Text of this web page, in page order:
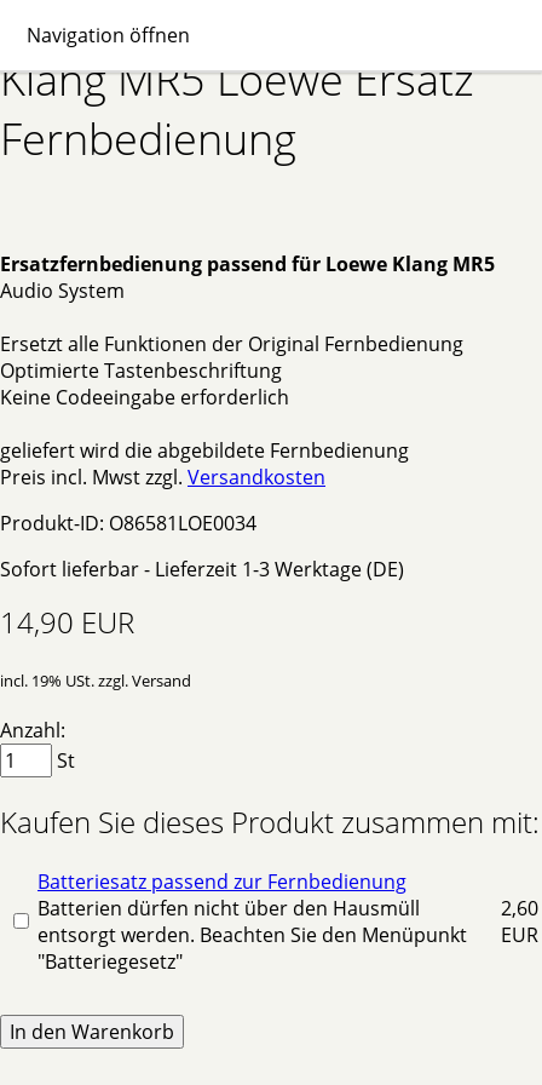
Navigation öffnen
Klang MR5 Loewe Ersatz
Fernbedienung
Ersatzfernbedienung passend für Loewe Klang MR5
Audio System
Ersetzt alle Funktionen der Original Fernbedienung
Optimierte Tastenbeschriftung
Keine Codeeingabe erforderlich
geliefert wird die abgebildete Fernbedienung
Preis incl. Mwst zzgl. Versandkosten
Produkt-ID: O86581LOE0034
Sofort lieferbar - Lieferzeit 1-3 Werktage (DE)
14,90 EUR
incl. 19% USt. zzgl. Versand
Anzahl:
St
Kaufen Sie dieses Produkt zusammen mit:
Batteriesatz passend zur Fernbedienung
Batterien dürfen nicht über den Hausmüll
entsorgt werden. Beachten Sie den Menüpunkt
"Batteriegesetz"
2,60
EUR
In den Warenkorb